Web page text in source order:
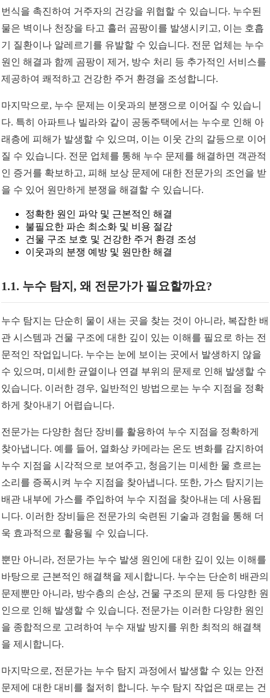
번식을 촉진하여 거주자의 건강을 위협할 수 있습니다. 누수된
물은 벽이나 천장을 타고 흘러 곰팡이를 발생시키고, 이는 호흡
기 질환이나 알레르기를 유발할 수 있습니다. 전문 업체는 누수
원인 해결과 함께 곰팡이 제거, 방수 처리 등 추가적인 서비스를
제공하여 쾌적하고 건강한 주거 환경을 조성합니다.
마지막으로, 누수 문제는 이웃과의 분쟁으로 이어질 수 있습니
다. 특히 아파트나 빌라와 같이 공동주택에서는 누수로 인해 아
래층에 피해가 발생할 수 있으며, 이는 이웃 간의 갈등으로 이어
질 수 있습니다. 전문 업체를 통해 누수 문제를 해결하면 객관적
인 증거를 확보하고, 피해 보상 문제에 대한 전문가의 조언을 받
을 수 있어 원만하게 분쟁을 해결할 수 있습니다.
정확한 원인 파악 및 근본적인 해결
불필요한 파손 최소화 및 비용 절감
건물 구조 보호 및 건강한 주거 환경 조성
이웃과의 분쟁 예방 및 원만한 해결
1.1. 누수 탐지, 왜 전문가가 필요할까요?
누수 탐지는 단순히 물이 새는 곳을 찾는 것이 아니라, 복잡한 배
관 시스템과 건물 구조에 대한 깊이 있는 이해를 필요로 하는 전
문적인 작업입니다. 누수는 눈에 보이는 곳에서 발생하지 않을
수 있으며, 미세한 균열이나 연결 부위의 문제로 인해 발생할 수
있습니다. 이러한 경우, 일반적인 방법으로는 누수 지점을 정확
하게 찾아내기 어렵습니다.
전문가는 다양한 첨단 장비를 활용하여 누수 지점을 정확하게
찾아냅니다. 예를 들어, 열화상 카메라는 온도 변화를 감지하여
누수 지점을 시각적으로 보여주고, 청음기는 미세한 물 흐르는
소리를 증폭시켜 누수 지점을 찾아냅니다. 또한, 가스 탐지기는
배관 내부에 가스를 주입하여 누수 지점을 찾아내는 데 사용됩
니다. 이러한 장비들은 전문가의 숙련된 기술과 경험을 통해 더
욱 효과적으로 활용될 수 있습니다.
뿐만 아니라, 전문가는 누수 발생 원인에 대한 깊이 있는 이해를
바탕으로 근본적인 해결책을 제시합니다. 누수는 단순히 배관의
문제뿐만 아니라, 방수층의 손상, 건물 구조의 문제 등 다양한 원
인으로 인해 발생할 수 있습니다. 전문가는 이러한 다양한 원인
을 종합적으로 고려하여 누수 재발 방지를 위한 최적의 해결책
을 제시합니다.
마지막으로, 전문가는 누수 탐지 과정에서 발생할 수 있는 안전
문제에 대한 대비를 철저히 합니다. 누수 탐지 작업은 때로는 건